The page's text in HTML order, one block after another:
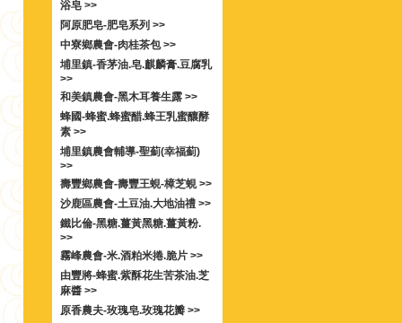
浴皂 >>
阿原肥皂-肥皂系列 >>
中寮鄉農會-肉桂茶包 >>
埔里鎮-香茅油.皂.麒麟膏.豆腐乳
>>
和美鎮農會-黑木耳養生露 >>
蜂國-蜂蜜.蜂蜜醋.蜂王乳蜜釀酵
素 >>
埔里鎮農會輔導-聖薊(幸福薊)
>>
壽豐鄉農會-壽豐王蜆-樟芝蜆 >>
沙鹿區農會-土豆油.大地油禮 >>
鐵比倫-黑糖.薑黃黑糖.薑黃粉.
>>
霧峰農會-米.酒粕米捲.脆片 >>
由豐將-蜂蜜.紫酥花生苦茶油.芝
麻醬 >>
原香農夫-玫瑰皂.玫瑰花瓣 >>